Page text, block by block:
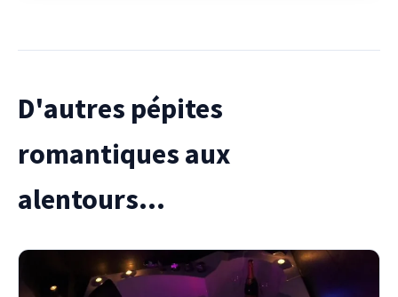
D'autres pépites
romantiques aux
alentours...